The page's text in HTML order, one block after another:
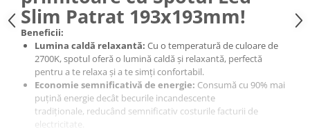
Slim Patrat 193x193mm!
Beneficii:
Lumina caldă relaxantă: Cu o temperatură de culoare de
2700K, spotul oferă o lumină caldă și relaxantă, perfectă
pentru a te relaxa și a te simți confortabil.
Economie semnificativă de energie: Consumă cu 90% mai
puțină energie decât becurile incandescente
tradiționale, reducând semnificativ costurile facturii de
electricitate.